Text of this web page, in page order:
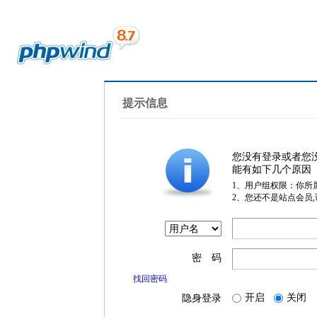
提示信息
您没有登录或者您
能有如下几个原因
1、用户组权限：你所
2、您还不是站点会员
密 码
找回密码
隐身登录 开启 关闭